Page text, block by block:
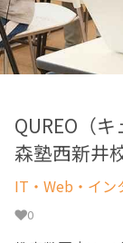
QUREO（
森塾西新井
IT・Web・イン
0